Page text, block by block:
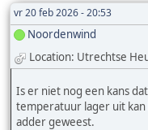
vr 20 feb 2026 - 20:53
Noordenwind
Location: Utrechtse
Is er niet nog een kans
temperatuur lager uit kan
adder geweest.